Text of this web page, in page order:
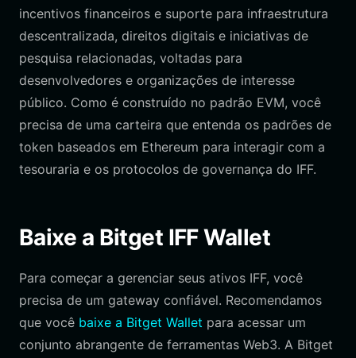
incentivos financeiros e suporte para infraestrutura
descentralizada, direitos digitais e iniciativas de
pesquisa relacionadas, voltadas para
desenvolvedores e organizações de interesse
público. Como é construído no padrão EVM, você
precisa de uma carteira que entenda os padrões de
token baseados em Ethereum para interagir com a
tesouraria e os protocolos de governança do IFF.
Baixe a Bitget IFF Wallet
Para começar a gerenciar seus ativos IFF, você
precisa de um gateway confiável. Recomendamos
que você baixe a Bitget Wallet para acessar um
conjunto abrangente de ferramentas Web3. A Bitget